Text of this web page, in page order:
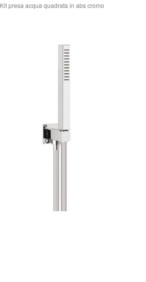
Kit presa acqua quadrata in abs cromo